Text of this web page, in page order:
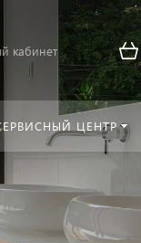
кабинет
ЦЕНТР